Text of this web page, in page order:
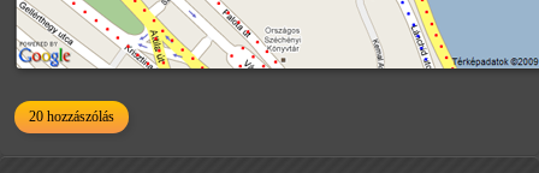
20 hozzászólás